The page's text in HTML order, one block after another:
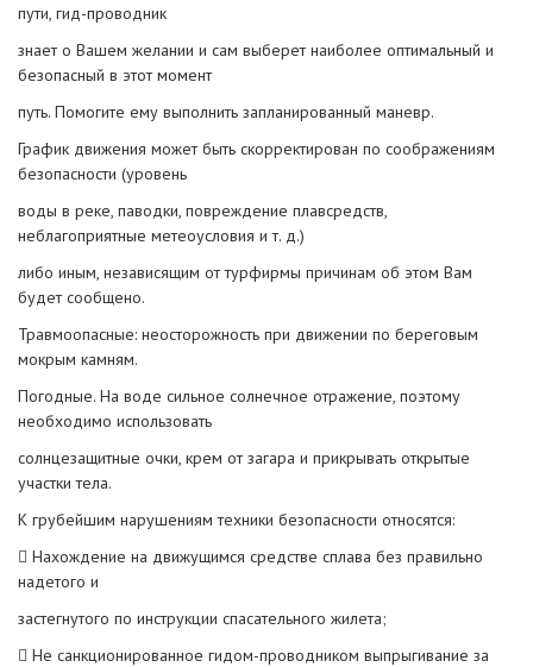
пути, гид-проводник
знает о Вашем желании и сам выберет наиболее оптимальный и
безопасный в этот момент
путь. Помогите ему выполнить запланированный маневр.
График движения может быть скорректирован по соображениям
безопасности (уровень
воды в реке, паводки, повреждение плавсредств,
неблагоприятные метеоусловия и т. д.)
либо иным, независящим от турфирмы причинам об этом Вам
будет сообщено.
Травмоопасные: неосторожность при движении по береговым
мокрым камням.
Погодные. На воде сильное солнечное отражение, поэтому
необходимо использовать
солнцезащитные очки, крем от загара и прикрывать открытые
участки тела.
К грубейшим нарушениям техники безопасности относятся:
 Нахождение на движущимся средстве сплава без правильно
надетого и
застегнутого по инструкции спасательного жилета;
 Не санкционированное гидом-проводником выпрыгивание за